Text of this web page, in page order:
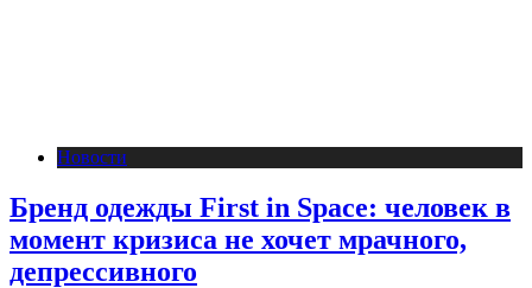
Новости
Бренд одежды First in Space: человек в
момент кризиса не хочет мрачного,
депрессивного